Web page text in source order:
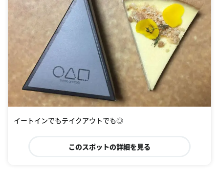
イートインでもテイクアウトでも◎
このスポットの詳細を見る